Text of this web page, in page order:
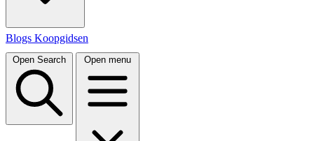
Blogs Koopgidsen
Open Search Open menu